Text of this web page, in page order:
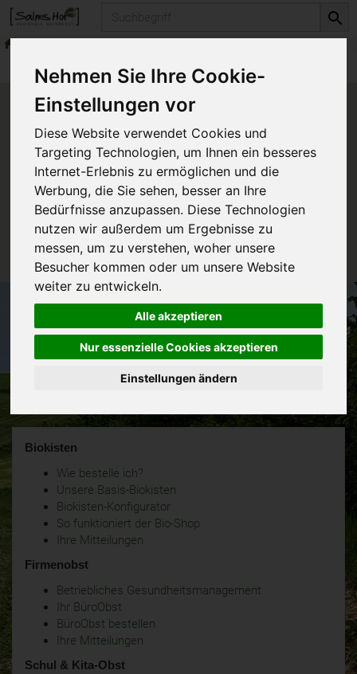
Nehmen Sie Ihre Cookie-
Einstellungen vor
Diese Website verwendet Cookies und
Targeting Technologien, um Ihnen ein besseres
Internet-Erlebnis zu ermöglichen und die
Werbung, die Sie sehen, besser an Ihre
Bedürfnisse anzupassen. Diese Technologien
nutzen wir außerdem um Ergebnisse zu
messen, um zu verstehen, woher unsere
Besucher kommen oder um unsere Website
weiter zu entwickeln.
Alle akzeptieren
Nur essenzielle Cookies akzeptieren
Einstellungen ändern
Produkte
Produkt "PAD Business Box -
10er Team Mittelstand -" nicht
verfügbar.
Das von Ihnen gesuchte Produkt ist leider zur Zeit
nicht verfügbar.
Biokisten
Wie bestelle ich?
Unsere Basis-Biokisten
Biokisten-Konfigurator
So funktioniert der Bio-Shop
Ihre Mitteilungen
Firmenobst
Betriebliches Gesundheitsmanagement
Ihr BüroObst
BüroObst bestellen
Ihre Mitteilungen
Schul & Kita-Obst